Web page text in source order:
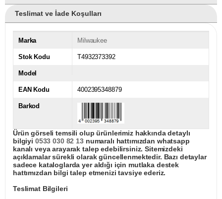
Teslimat ve İade Koşulları
Marka Milwaukee
Stok Kodu T4932373392
Model
EAN Kodu 4002395348879
Barkod
Ürün görseli temsili olup ürünlerimiz hakkında detaylı
bilgiyi 0533 030 82 13numaralı hattımızdan whatsapp
kanalı veya arayarak talep edebilirsiniz. Sitemizdeki
açıklamalar sürekli olarak güncellenmektedir. Bazı detaylar
sadece kataloglarda yer aldığı için mutlaka destek
hattımızdan bilgi talep etmenizi tavsiye ederiz.
Teslimat Bilgileri